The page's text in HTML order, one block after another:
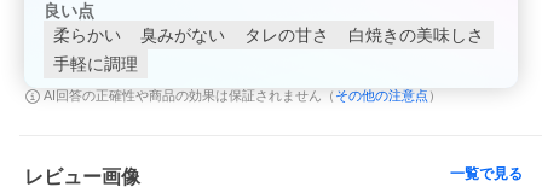
良い点
柔らかい
臭みがない タレの甘さ
白焼きの美味しさ
手軽に調理
AI回答の正確性や商品の効果は保証されません（ その他の注意点 ）
レビュー画像 一覧で見る